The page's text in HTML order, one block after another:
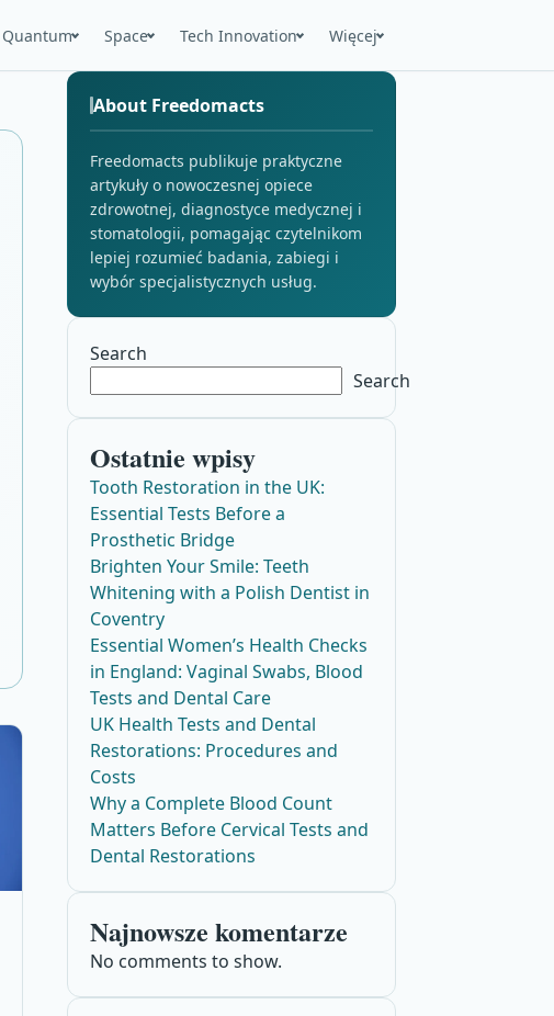
Quantum Space Tech Innovation Więcej
About Freedomacts
Freedomacts publikuje praktyczne
artykuły o nowoczesnej opiece
zdrowotnej, diagnostyce medycznej i
stomatologii, pomagając czytelnikom
lepiej rozumieć badania, zabiegi i
wybór specjalistycznych usług.
Search
Search
Ostatnie wpisy
Tooth Restoration in the UK:
Essential Tests Before a
Prosthetic Bridge
Brighten Your Smile: Teeth
Whitening with a Polish Dentist in
Coventry
Essential Women’s Health Checks
in England: Vaginal Swabs, Blood
Tests and Dental Care
UK Health Tests and Dental
Restorations: Procedures and
Costs
Why a Complete Blood Count
Matters Before Cervical Tests and
Dental Restorations
Najnowsze komentarze
No comments to show.